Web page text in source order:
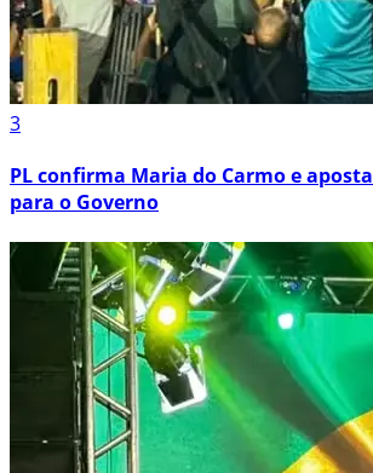
3
PL confirma Maria do Carmo e
para o Governo